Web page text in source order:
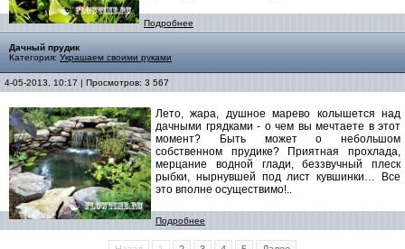
Подробнее
Дачный прудик
Категория: Украшаем своими руками
4-05-2013, 10:17 | Просмотров: 3 567
Лето, жара, душное марево колышется над
дачными грядками - о чем вы мечтаете в этот
момент? Быть может о небольшом
собственном прудике? Приятная прохлада,
мерцание водной глади, беззвучный плеск
рыбки, нырнувшей под лист кувшинки… Все
это вполне осуществимо!..
Подробнее